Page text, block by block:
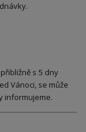
s 5 dny
Vánoci, se může
informujeme.